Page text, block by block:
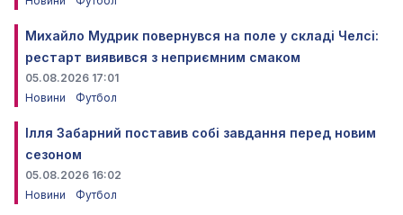
Михайло Мудрик повернувся на поле у складі Челсі:
рестарт виявився з неприємним смаком
05.08.2026 17:01
Новини
Футбол
Ілля Забарний поставив собі завдання перед новим
сезоном
05.08.2026 16:02
Новини
Футбол